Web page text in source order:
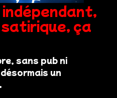
indépendant,
ça
sans pub ni
un